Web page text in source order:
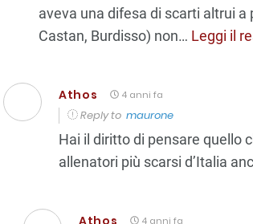
aveva una difesa di scarti altrui
Castan, Burdisso) non… Leggi il
Athos 4 anni fa
Reply to maurone
Hai il diritto di pensare quello
allenatori più scarsi d’Italia
Athos 4 anni fa